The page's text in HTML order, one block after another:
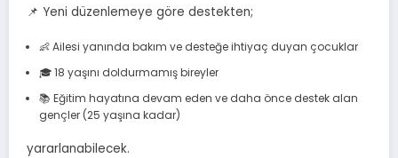
📌 Yeni düzenlemeye göre destekten;
👶 Ailesi yanında bakım ve desteğe ihtiyaç duyan çocuklar
🎓 18 yaşını doldurmamış bireyler
📚 Eğitim hayatına devam eden ve daha önce destek alan
gençler (25 yaşına kadar)
yararlanabilecek.